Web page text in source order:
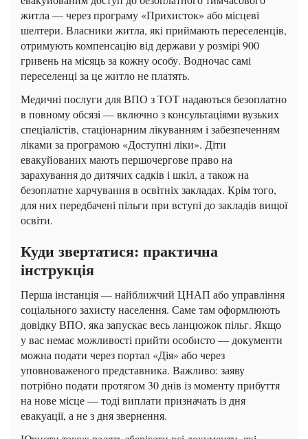
житла — через програму «Прихисток» або місцеві
шелтери. Власники житла, які приймають переселенців,
отримують компенсацію від держави у розмірі 900
гривень на місяць за кожну особу. Водночас самі
переселенці за це житло не платять.
Медичні послуги для ВПО з ТОТ надаються безоплатно
в повному обсязі — включно з консультаціями вузьких
спеціалістів, стаціонарним лікуванням і забезпеченням
ліками за програмою «Доступні ліки». Діти
евакуйованих мають першочергове право на
зарахування до дитячих садків і шкіл, а також на
безоплатне харчування в освітніх закладах. Крім того,
для них передбачені пільги при вступі до закладів вищої
освіти.
Куди звертатися: практична
інструкція
Перша інстанція — найближчий ЦНАП або управління
соціального захисту населення. Саме там оформлюють
довідку ВПО, яка запускає весь ланцюжок пільг. Якщо
у вас немає можливості прийти особисто — документи
можна подати через портал «Дія» або через
уповноваженого представника. Важливо: заяву
потрібно подати протягом 30 днів із моменту прибуття
на нове місце — тоді виплати призначать із дня
евакуації, а не з дня звернення.